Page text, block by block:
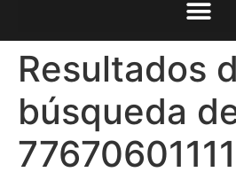
Resultados
búsqueda